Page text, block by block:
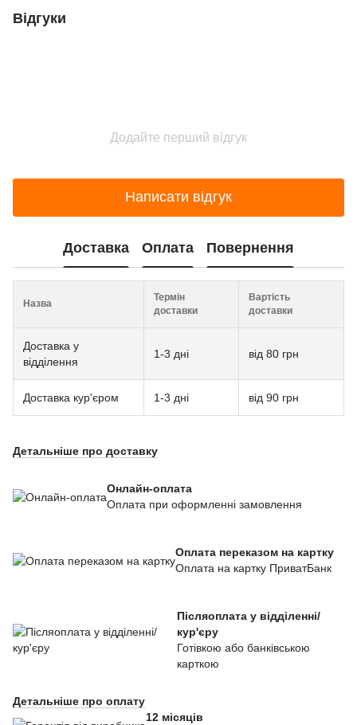
Відгуки
Додайте перший відгук
Написати відгук
Доставка Оплата Повернення
Назва
Термін
доставки
Вартість
доставки
Доставка у
відділення
1-3 дні від 80 грн
Доставка кур'єром 1-3 дні від 90 грн
Детальніше про доставку
Онлайн-оплата
Оплата при оформленні замовлення
Оплата переказом на картку
Оплата на картку ПриватБанк
Післяоплата у відділенні/
кур'єру
Готівкою або банківською
карткою
Детальніше про оплату
12 місяців